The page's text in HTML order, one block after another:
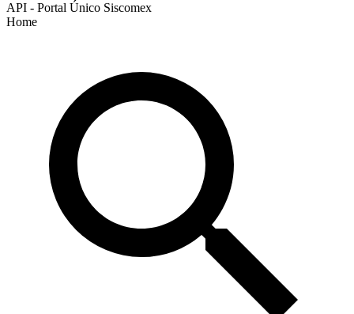
API - Portal Único Siscomex
Home